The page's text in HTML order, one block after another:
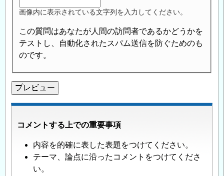
画像内に表示されている文字列を入力してください。
この質問はあなたが人間の訪問者であるかどうかを
テストし、自動化されたスパム送信を防ぐためのも
のです。
コメントする上での重要事項
内容を的確に表した表題をつけてください。
テーマ、論点に沿ったコメントをつけてくださ
い。